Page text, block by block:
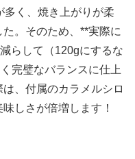
く、焼き上がりが柔
。そのため、**実際に
らして（120gにするな
完璧なバランスに仕上
、付属のカラメルシロ
しさが倍増します！